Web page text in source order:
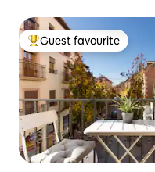
Top guest favourite
Guest favourite